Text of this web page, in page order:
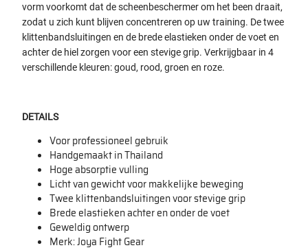
vorm voorkomt dat de scheenbeschermer om het been draait,
zodat u zich kunt blijven concentreren op uw training. De twee
klittenbandsluitingen en de brede elastieken onder de voet en
achter de hiel zorgen voor een stevige grip. Verkrijgbaar in 4
verschillende kleuren: goud, rood, groen en roze.
DETAILS
Voor professioneel gebruik
Handgemaakt in Thailand
Hoge absorptie vulling
Licht van gewicht voor makkelijke beweging
Twee klittenbandsluitingen voor stevige grip
Brede elastieken achter en onder de voet
Geweldig ontwerp
Merk: Joya Fight Gear